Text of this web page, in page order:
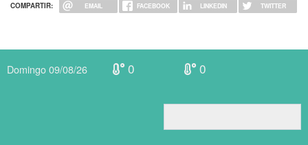
COMPARTIR: EMAIL FACEBOOK LINKEDIN TWITTER
Domingo 09/08/26 0 0